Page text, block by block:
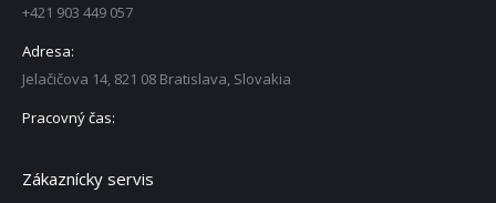
+421 903 449 057
Adresa:
Jelačičova 14, 821 08 Bratislava, Slovakia
Pracovný čas:
Zákaznícky servis